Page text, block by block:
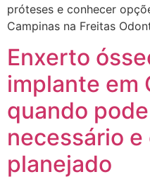
próteses e conhecer
Campinas na Freitas
Enxerto
implante em
quando
necessário e
planejado